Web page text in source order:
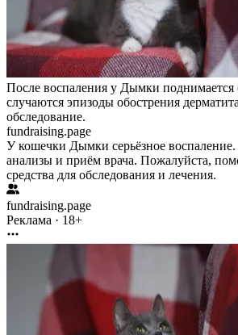
После воспаления у Дымки поднимается
случаются эпизоды обострения
обследование.
fundraising.page
У кошечки Дымки серьёзное
анализы и приём врача. Пожалуйста,
средства для обследования и лечения.
fundraising.page
Реклама · 18+